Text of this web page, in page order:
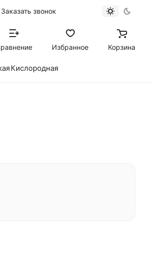
Заказать звонок
Избранное Корзина
Кислородная